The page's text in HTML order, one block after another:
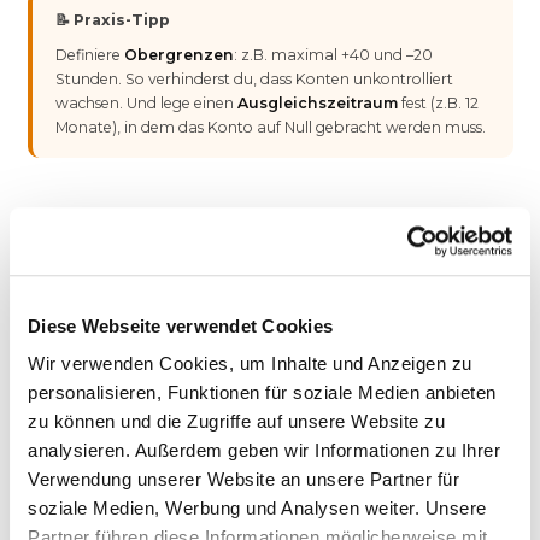
Diese Webseite verwendet Cookies
Wir verwenden Cookies, um Inhalte und Anzeigen zu
personalisieren, Funktionen für soziale Medien anbieten
zu können und die Zugriffe auf unsere Website zu
analysieren. Außerdem geben wir Informationen zu Ihrer
Verwendung unserer Website an unsere Partner für
soziale Medien, Werbung und Analysen weiter. Unsere
📝 Praxis-Tipp
Definiere Obergrenzen: z.B. maximal +40 und –20
Stunden. So verhinderst du, dass Konten unkontrolliert
wachsen. Und lege einen Ausgleichszeitraum fest (z.B. 12
Monate), in dem das Konto auf Null gebracht werden muss.
Rechtliche Rahmenbedingungen
Vertragliche Grundlage:Stundenkonten müssen im
Rahmentarifvertrag:Enthält Regelungen zu
Arbeitszeitkonten in der Gebäudereinigung.
Insolvenzschutz:Plusstunden-Guthaben müssen bei
größeren Beständen gegen Insolvenz gesichert sein.